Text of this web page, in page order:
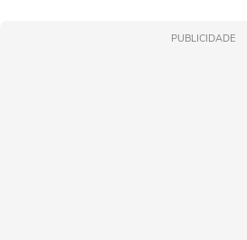
PUBLICIDADE